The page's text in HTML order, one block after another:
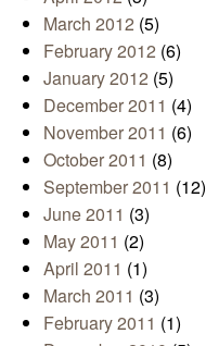
March 2012 (5)
February 2012 (6)
January 2012 (5)
December 2011 (4)
November 2011 (6)
October 2011 (8)
September 2011 (12)
June 2011 (3)
May 2011 (2)
April 2011 (1)
March 2011 (3)
February 2011 (1)